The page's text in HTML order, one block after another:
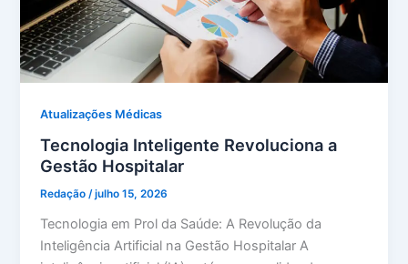
Atualizações Médicas
Tecnologia Inteligente Revoluciona a
Gestão Hospitalar
Redação/julho 15, 2026
Tecnologia em Prol da Saúde: A Revolução da
Inteligência Artificial na Gestão Hospitalar A